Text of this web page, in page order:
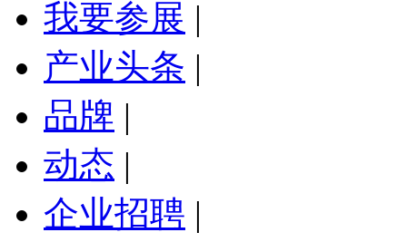
我要参展 |
产业头条 |
品牌 |
动态 |
企业招聘 |